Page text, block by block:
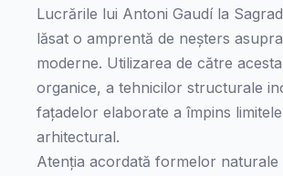
Lucrările lui Antoni Gaudí la
lăsat o amprentă de neșters
moderne. Utilizarea de către
organice, a tehnicilor structurale
fațadelor elaborate a împins
arhitectural.
Atenția acordată formelor naturale